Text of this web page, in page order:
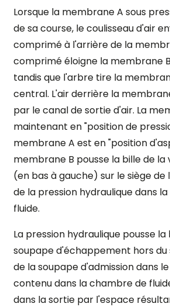
Lorsque la membrane A sous
de sa course, le coulisseau d'air
comprimé à l'arrière de la
comprimé éloigne la membrane
tandis que l'arbre tire la
central. L'air derrière la
par le canal de sortie d'air. La
maintenant en "position de
membrane A est en "position
membrane B pousse la bille de
(en bas à gauche) sur le siège de
de la pression hydraulique dans
fluide.
La pression hydraulique pousse la
soupape d'échappement hors du
de la soupape d'admission dans
contenu dans la chambre de
dans la sortie par l'espace